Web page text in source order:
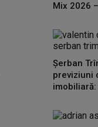
Mix 2026
Șerban
previziuni
imobiliară: